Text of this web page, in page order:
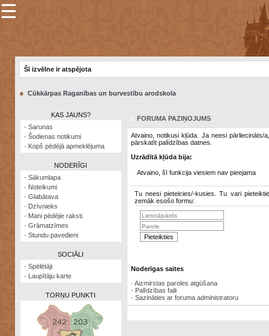
×
Šodienas
notikumi
Visatcera
almanahs
Arhīvs
☰
Šī izvēlne ir atspējota
● Cūkkārpas Raganības un burvestību arodskola
KAS JAUNS?
· Sarunas
· Šodienas notikumi
· Kopš pēdējā apmeklējuma
NODERĪGI
· Sākumlapa
· Noteikumi
· Glabātava
· Dzīvnieks
· Mani pēdējie raksti
· Grāmatzīmes
· Stundu pavedieni
SOCIĀLI
· Spēlētāji
· Laupītāju karte
TORŅU PUNKTI
FORUMA PAZIŅOJUMS
Atvaino, notikusi kļūda. Ja neesi pārliecināts/
pārskatīt palīdzības datnes.
Uzrādītā kļūda bija:
Atvaino, šī funkcija viesiem nav pieejama
Tu neesi pieteicies/-kusies. Tu vari
zemāk esošo formu:
Noderīgas saites
· Aizmirstas paroles atgūšana
· Palīdzības faili
· Sazināties ar foruma administratoru